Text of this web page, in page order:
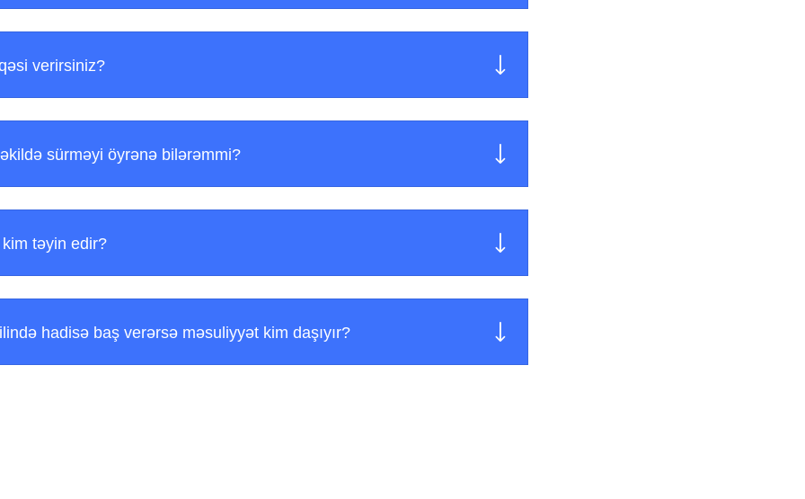
verirsiniz?
sürməyi öyrənə bilərəmmi?
kim təyin edir?
hadisə baş verərsə məsuliyyət kim daşıyır?